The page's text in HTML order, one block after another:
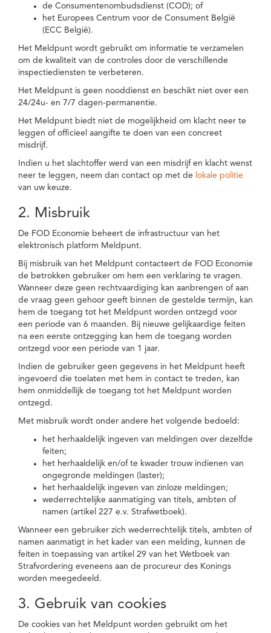
de Consumentenombudsdienst (COD); of
het Europees Centrum voor de Consument België
(ECC België).
Het Meldpunt wordt gebruikt om informatie te verzamelen
om de kwaliteit van de controles door de verschillende
inspectiediensten te verbeteren.
Het Meldpunt is geen nooddienst en beschikt niet over een
24/24u- en 7/7 dagen-permanentie.
Het Meldpunt biedt niet de mogelijkheid om klacht neer te
leggen of officieel aangifte te doen van een concreet
misdrijf.
Indien u het slachtoffer werd van een misdrijf en klacht wenst
neer te leggen, neem dan contact op met de lokale politie
van uw keuze.
2. Misbruik
De FOD Economie beheert de infrastructuur van het
elektronisch platform Meldpunt.
Bij misbruik van het Meldpunt contacteert de FOD Economie
de betrokken gebruiker om hem een verklaring te vragen.
Wanneer deze geen rechtvaardiging kan aanbrengen of aan
de vraag geen gehoor geeft binnen de gestelde termijn, kan
hem de toegang tot het Meldpunt worden ontzegd voor
een periode van 6 maanden. Bij nieuwe gelijkaardige feiten
na een eerste ontzegging kan hem de toegang worden
ontzegd voor een periode van 1 jaar.
Indien de gebruiker geen gegevens in het Meldpunt heeft
ingevoerd die toelaten met hem in contact te treden, kan
hem onmiddellijk de toegang tot het Meldpunt worden
ontzegd.
Met misbruik wordt onder andere het volgende bedoeld:
het herhaaldelijk ingeven van meldingen over dezelfde
feiten;
het herhaaldelijk en/of te kwader trouw indienen van
ongegronde meldingen (laster);
het herhaaldelijk ingeven van zinloze meldingen;
wederrechtelijke aanmatiging van titels, ambten of
namen (artikel 227 e.v. Strafwetboek).
Wanneer een gebruiker zich wederrechtelijk titels, ambten of
namen aanmatigt in het kader van een melding, kunnen de
feiten in toepassing van artikel 29 van het Wetboek van
Strafvordering eveneens aan de procureur des Konings
worden meegedeeld.
3. Gebruik van cookies
De cookies van het Meldpunt worden gebruikt om het